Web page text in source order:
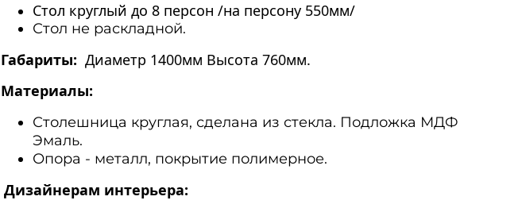
Стол круглый до 8 персон /на персону 550мм/
Стол не раскладной.
Габариты: Диаметр 1400мм Высота 760мм.
Материалы:
Столешница круглая, сделана из стекла. Подложка МДФ
Эмаль.
Опора - металл, покрытие полимерное.
Дизайнерам интерьера: